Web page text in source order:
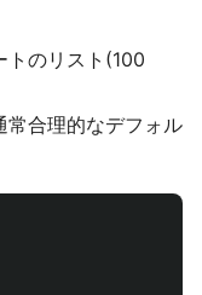
トのリスト(100
常合理的なデフォル